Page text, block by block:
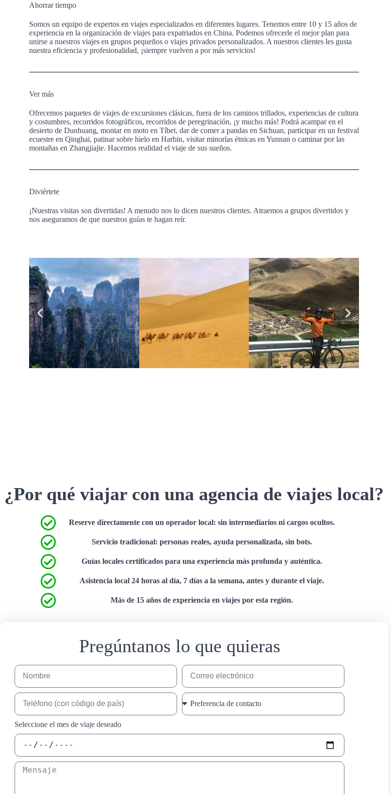
Ahorrar tiempo
Somos un equipo de expertos en viajes especializados en diferentes lugares. Tenemos entre 10 y 15 años de
experiencia en la organización de viajes para expatriados en China. Podemos ofrecerle el mejor plan para
unirse a nuestros viajes en grupos pequeños o viajes privados personalizados. A nuestros clientes les gusta
nuestra eficiencia y profesionalidad, ¡siempre vuelven a por más servicios!
Ver más
Ofrecemos paquetes de viajes de excursiones clásicas, fuera de los caminos trillados, experiencias de cultura
y costumbres, recorridos fotográficos, recorridos de peregrinación, ¡y mucho más! Podrá acampar en el
desierto de Dunhuang, montar en moto en Tíbet, dar de comer a pandas en Sichuan, participar en un festival
ecuestre en Qinghai, patinar sobre hielo en Harbin, visitar minorías étnicas en Yunnan o caminar por las
montañas en Zhangjiajie. Hacemos realidad el viaje de sus sueños.
Diviértete
¡Nuestras visitas son divertidas! A menudo nos lo dicen nuestros clientes. Atraemos a grupos divertidos y
nos aseguramos de que nuestros guías te hagan reír.
¿Por qué viajar con una agencia de viajes local?
Reserve directamente con un operador local: sin intermediarios ni cargos ocultos.
Servicio tradicional: personas reales, ayuda personalizada, sin bots.
Guías locales certificados para una experiencia más profunda y auténtica.
Asistencia local 24 horas al día, 7 días a la semana, antes y durante el viaje.
Más de 15 años de experiencia en viajes por esta región.
Pregúntanos lo que quieras
Seleccione el mes de viaje deseado